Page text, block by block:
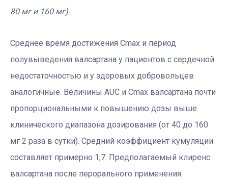
80 мг и 160 мг)
Среднее время достижения Cmax и период
полувыведения валсартана у пациентов с сердечной
недостаточностью и у здоровых добровольцев
аналогичные. Величины AUC и Cmax валсартана почти
пропорциональными к повышению дозы выше
клинического диапазона дозирования (от 40 до 160
мг 2 раза в сутки). Средний коэффициент кумуляции
составляет примерно 1,7. Предполагаемый клиренс
валсартана после перорального применения